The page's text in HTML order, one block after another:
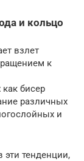
и кольцо
взлет
к
бисер
различных
и
тенденции,